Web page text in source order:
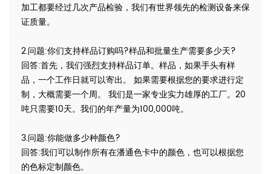
加工都要经过几次产品检验，我们有世界领先的检测设备来保
证质量。
2.问题:你们支持样品订购吗?样品和批量生产需要多少天?
回答:首先，我们强烈支持样品订单。样品，如果手头有样
品，一个工作日就可以寄出。 如果需要根据您的要求进行定
制，大概需要一个周。 我们是一家专业实力雄厚的工厂。20
吨只需要10天。我们的年产量为100,000吨。
3.问题:你能做多少种颜色?
回答:我们可以制作所有在潘通色卡中的颜色，也可以根据您
的色标定制颜色。